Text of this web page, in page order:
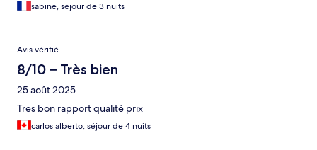
sabine, séjour de 3 nuits
Avis vérifié
8/10 – Très bien
25 août 2025
Tres bon rapport qualité prix
carlos alberto, séjour de 4 nuits